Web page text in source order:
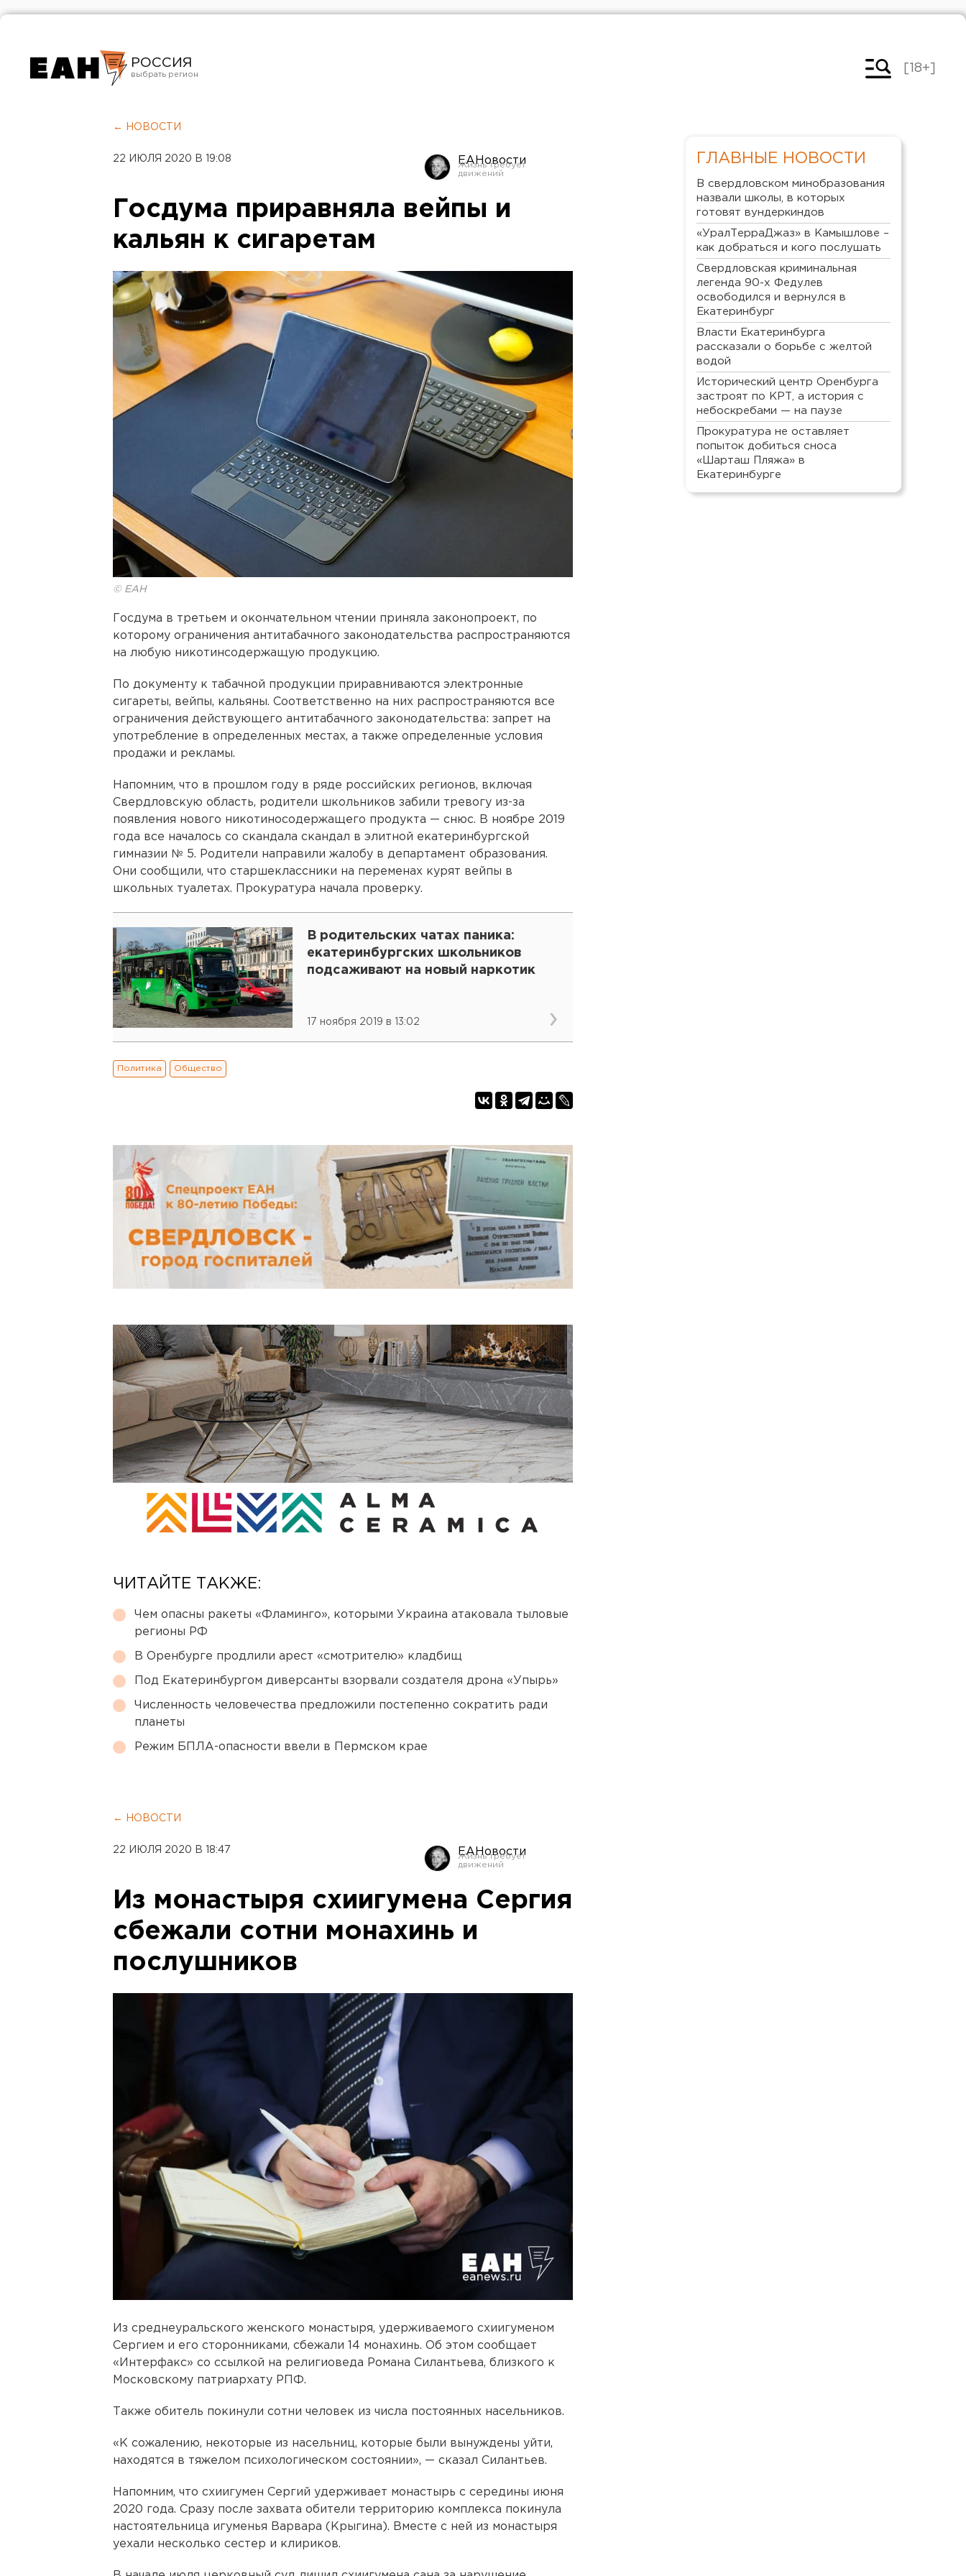
РОССИЯ
Челябинск
[18+]
← НОВОСТИ
22 ИЮЛЯ 2020 В 19:08 ЕАНовости
Госдума приравняла вейпы и
кальян к сигаретам
© ЕАН
Госдума в третьем и окончательном чтении приняла законопроект, по
которому ограничения антитабачного законодательства распространяются
на любую никотинсодержащую продукцию.
По документу к табачной продукции приравниваются электронные
сигареты, вейпы, кальяны. Соответственно на них распространяются все
ограничения действующего антитабачного законодательства: запрет на
употребление в определенных местах, а также определенные условия
продажи и рекламы.
Напомним, что в прошлом году в ряде российских регионов, включая
Свердловскую область, родители школьников забили тревогу из-за
появления нового никотиносодержащего продукта — снюс. В ноябре 2019
года все началось со скандала скандал в элитной екатеринбургской
гимназии № 5. Родители направили жалобу в департамент образования.
Они сообщили, что старшеклассники на переменах курят вейпы в
школьных туалетах. Прокуратура начала проверку.
В родительских чатах паника:
екатеринбургских школьников
подсаживают на новый наркотик
17 ноября 2019 в 13:02
Политика Общество
ЧИТАЙТЕ ТАКЖЕ:
Чем опасны ракеты «Фламинго», которыми Украина атаковала тыловые
регионы РФ
В Оренбурге продлили арест «смотрителю» кладбищ
Под Екатеринбургом диверсанты взорвали создателя дрона «Упырь»
Численность человечества предложили постепенно сократить ради
планеты
Режим БПЛА-опасности ввели в Пермском крае
← НОВОСТИ
22 ИЮЛЯ 2020 В 18:47 ЕАНовости
Из монастыря схиигумена Сергия
сбежали сотни монахинь и
послушников
Из среднеуральского женского монастыря, удерживаемого схиигуменом
Сергием и его сторонниками, сбежали 14 монахинь. Об этом сообщает
«Интерфакс» со ссылкой на религиоведа Романа Силантьева, близкого к
Московскому патриархату РПФ.
Также обитель покинули сотни человек из числа постоянных насельников.
«К сожалению, некоторые из насельниц, которые были вынуждены уйти,
находятся в тяжелом психологическом состоянии», — сказал Силантьев.
Напомним, что схиигумен Сергий удерживает монастырь с середины июня
2020 года. Сразу после захвата обители территорию комплекса покинула
настоятельница игуменья Варвара (Крыгина). Вместе с ней из монастыря
уехали несколько сестер и клириков.
ГЛАВНЫЕ НОВОСТИ
В свердловском минобразования
назвали школы, в которых
готовят вундеркиндов
«УралТерраДжаз» в Камышлове –
как добраться и кого послушать
Свердловская криминальная
легенда 90-х Федулев
освободился и вернулся в
Екатеринбург
Власти Екатеринбурга
рассказали о борьбе с желтой
водой
Исторический центр Оренбурга
застроят по КРТ, а история с
небоскребами — на паузе
Прокуратура не оставляет
попыток добиться сноса
«Шарташ Пляжа» в
Екатеринбурге